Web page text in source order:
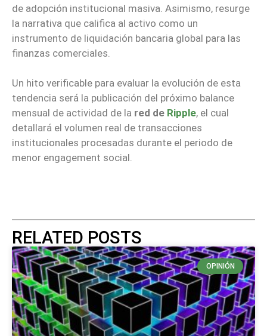
de adopción institucional masiva. Asimismo, resurge
la narrativa que califica al activo como un
instrumento de liquidación bancaria global para las
finanzas comerciales.
Un hito verificable para evaluar la evolución de esta
tendencia será la publicación del próximo balance
mensual de actividad de la red de Ripple, el cual
detallará el volumen real de transacciones
institucionales procesadas durante el periodo de
menor engagement social.
RELATED POSTS
OPINIÓN